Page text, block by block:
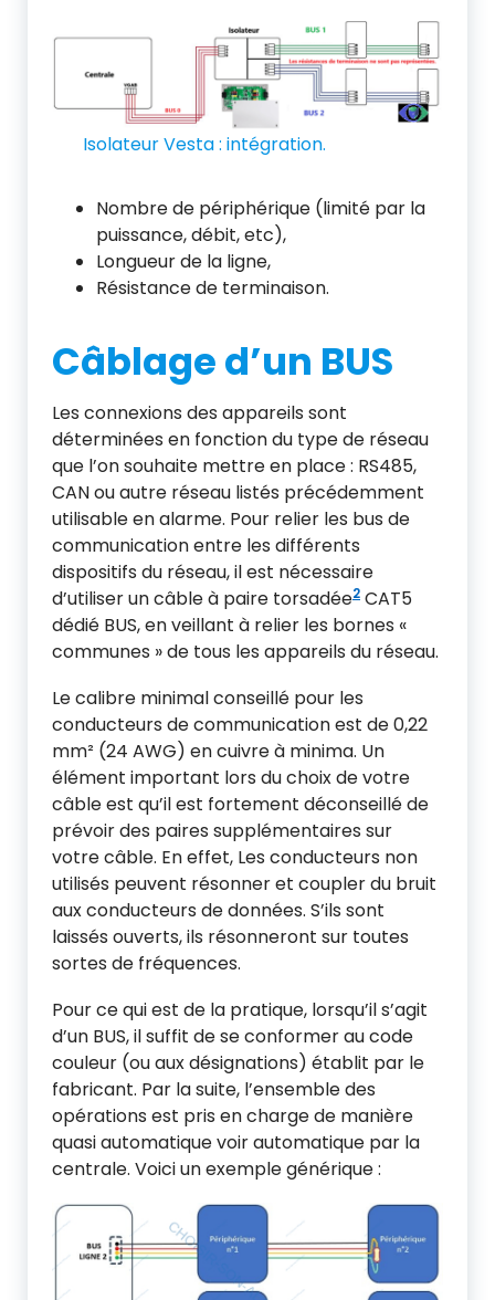
Isolateur Vesta : intégration.
Nombre de périphérique (limité par la
puissance, débit, etc),
Longueur de la ligne,
Résistance de terminaison.
Câblage d’un BUS
Les connexions des appareils sont
déterminées en fonction du type de réseau
que l’on souhaite mettre en place : RS485,
CAN ou autre réseau listés précédemment
utilisable en alarme. Pour relier les bus de
communication entre les différents
dispositifs du réseau, il est nécessaire
d’utiliser un câble à paire torsadée2 CAT5
dédié BUS, en veillant à relier les bornes «
communes » de tous les appareils du réseau.
Le calibre minimal conseillé pour les
conducteurs de communication est de 0,22
mm² (24 AWG) en cuivre à minima. Un
élément important lors du choix de votre
câble est qu’il est fortement déconseillé de
prévoir des paires supplémentaires sur
votre câble. En effet, Les conducteurs non
utilisés peuvent résonner et coupler du bruit
aux conducteurs de données. S’ils sont
laissés ouverts, ils résonneront sur toutes
sortes de fréquences.
Pour ce qui est de la pratique, lorsqu’il s’agit
d’un BUS, il suffit de se conformer au code
couleur (ou aux désignations) établit par le
fabricant. Par la suite, l’ensemble des
opérations est pris en charge de manière
quasi automatique voir automatique par la
centrale. Voici un exemple générique :